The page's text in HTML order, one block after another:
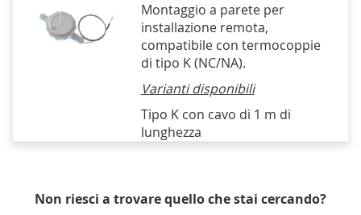
Montaggio a parete per
installazione remota,
compatibile con termocoppie
di tipo K (NC/NA).
Varianti disponibili
Tipo K con cavo di 1 m di
lunghezza
Non riesci a trovare quello che stai cercando?